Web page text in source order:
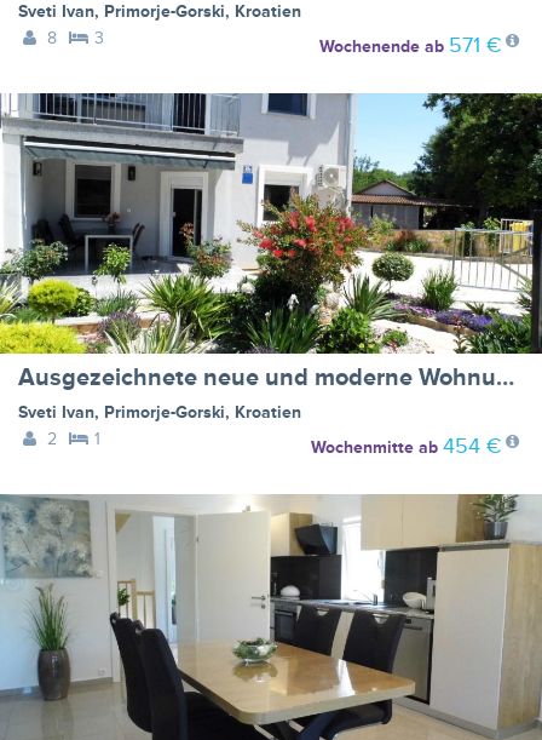
Sveti Ivan, Primorje-Gorski, Kroatien
8
3 Wochenendeab 571 €
Ausgezeichnete neue und moderne Wohnung
Sveti Ivan, Primorje-Gorski, Kroatien
2
1 Wochenmitteab 454 €